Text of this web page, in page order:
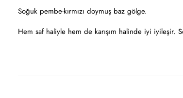
Soğuk pembe-kırmızı doymuş baz gölge.
Hem saf haliyle hem de karışım halinde iyi iyileşir.